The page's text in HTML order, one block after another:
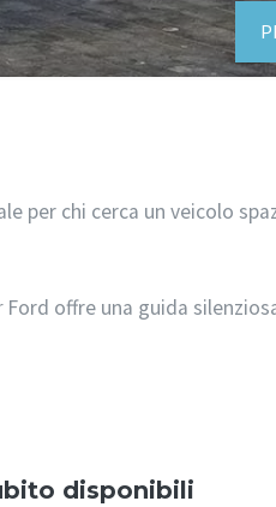
per chi cerca un veicolo
Ford offre una guida
disponibili